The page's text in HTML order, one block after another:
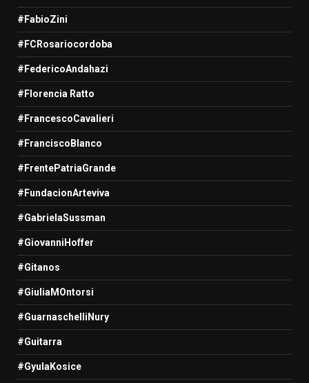
#FabioZini
#FCRosariocordoba
#FedericoAndahazi
#Florencia Ratto
#FrancescoCavalieri
#FranciscoBlanco
#FrentePatriaGrande
#FundacionArteviva
#GabrielaSussman
#GiovanniHoffer
#Gitanos
#GiuliaMOntorsi
#GuarnaschelliNury
#Guitarra
#GyulaKosice